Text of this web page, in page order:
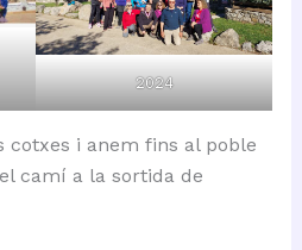
2024
cotxes i anem fins al poble
camí a la sortida de